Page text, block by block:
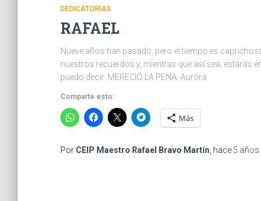
DEDICATORIAS
RAFAEL
Nueve años han pasado, pero el tiempo es
nuestros recuerdos y, mientras que así sea, estarás
puedo decir: MERECIÓ LA PENA. Aurora
Comparte esto:
Más
Por CEIP Maestro Rafael Bravo Martín , hace 5 años